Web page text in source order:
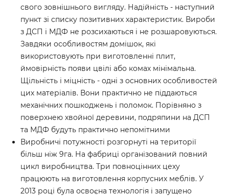
свого зовнішнього вигляду. Надійність - наступний
пункт зі списку позитивних характеристик. Вироби
з ДСП і МДФ не розсихаються і не розшаровуються.
Завдяки особливостям домішок, які
використовують при виготовленні плит,
ймовірність появи цвілі або комах мінімальна.
Щільність і міцність - одні з основних особливостей
цих матеріалів. Вони практично не піддаються
механічних пошкоджень і поломок. Порівняно з
поверхнею хвойної деревини, подряпини на ДСП
та МДФ будуть практично непомітними
Виробничі потужності розгорнуті на території
більш ніж 9га. На фабриці організований повний
цикл виробництва. Три повноцінних цеху
працюють на виготовлення корпусних меблів. У
2013 році була освоєна технологія і запущено